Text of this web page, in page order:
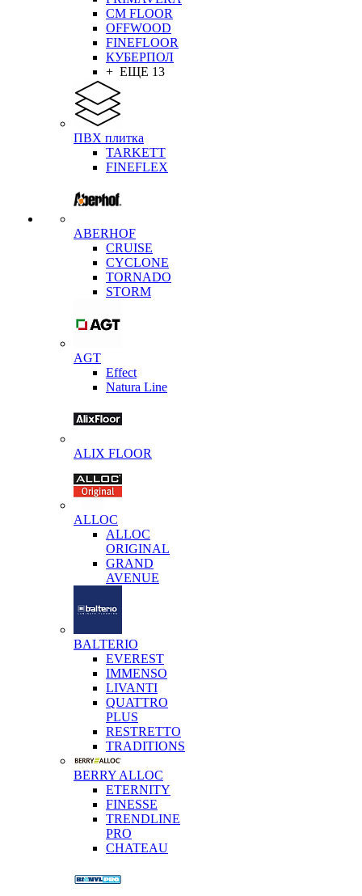
CM FLOOR
OFFWOOD
FINEFLOOR
КУБЕРПОЛ
+ ЕЩЕ 13
ПВХ плитка
TARKETT
FINEFLEX
ABERHOF
CRUISE
CYCLONE
TORNADO
STORM
AGT
Effect
Natura Line
ALIX FLOOR
ALLOC
ALLOC
ORIGINAL
GRAND
AVENUE
BALTERIO
EVEREST
IMMENSO
LIVANTI
QUATTRO
PLUS
RESTRETTO
TRADITIONS
BERRY ALLOC
ETERNITY
FINESSE
TRENDLINE
PRO
CHATEAU